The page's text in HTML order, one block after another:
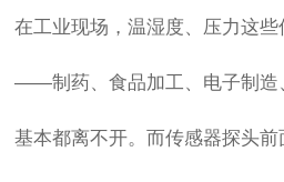
在工业现场，温湿度、压力这
——制药、食品加工、电子制
基本都离不开。而传感器探头